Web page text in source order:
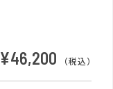
¥46,200 （税込）